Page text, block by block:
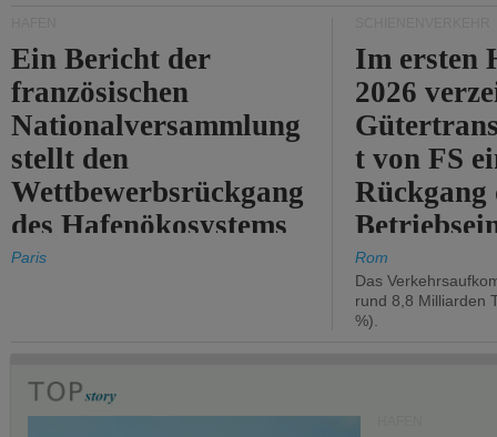
Ein Bericht der
französischen
Nationalversammlung
stellt den
Wettbewerbsrückgang
des Hafenökosystems
des Staates fest.
Paris
Im ersten
2026
t von FS
Rückgang
um 2,7 %.
Rom
Das
rund 8,8 Milliarden
%).